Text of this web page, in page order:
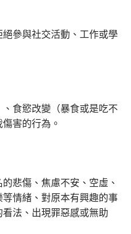
參與社交活動、工作或學
食慾改變（暴食或是吃不
害的行為。
悲傷、焦慮不安、空虛、
情緒、對原本有興趣的事
法、出現罪惡感或無助